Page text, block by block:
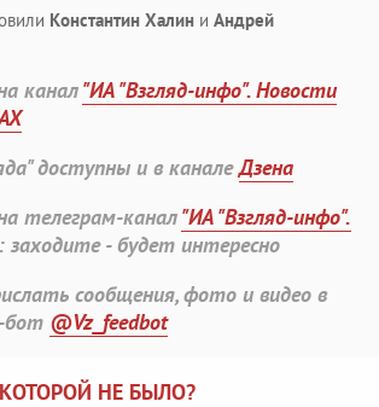
Константин Халин и Андрей
канал"ИА "Взгляд-инфо". Новости
доступны и в каналеДзена
телеграм-канал"ИА "Взгляд-инфо".
заходите - будет интересно
сообщения, фото и видео в
бот @Vz_feedbot
НЕ БЫЛО?